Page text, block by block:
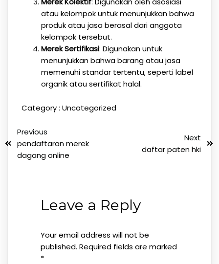
atau kelompok untuk menunjukkan bahwa
produk atau jasa berasal dari anggota
kelompok tersebut.
Merek Sertifikasi: Digunakan untuk
menunjukkan bahwa barang atau jasa
memenuhi standar tertentu, seperti label
organik atau sertifikat halal.
Category : Uncategorized
Previous
pendaftaran merek
dagang online
Next
daftar paten hki
Leave a Reply
Your email address will not be
published. Required fields are marked
*